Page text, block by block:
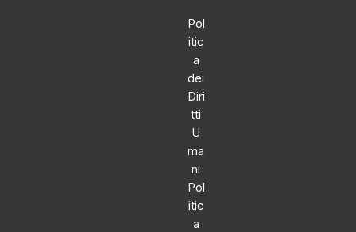
Pol
itic
a
dei
Diri
tti
U
ma
ni
Pol
itic
a